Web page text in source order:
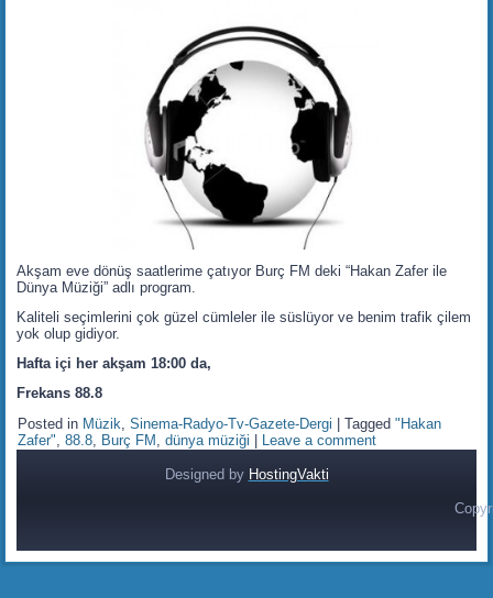
Akşam eve dönüş saatlerime çatıyor Burç FM deki “Hakan Zafer ile
Dünya Müziği” adlı program.
Kaliteli seçimlerini çok güzel cümleler ile süslüyor ve benim trafik çilem
yok olup gidiyor.
Hafta içi her akşam 18:00 da,
Frekans 88.8
Posted in Müzik,Sinema-Radyo-Tv-Gazete-Dergi |Tagged "Hakan
Zafer",88.8, Burç FM ,dünya müziği Leave a comment
Designed by HostingVakti